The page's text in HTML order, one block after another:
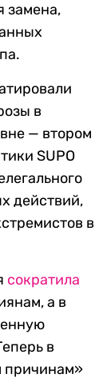
замена,
в
— втором
SUPO
действий,
в
сократила
а в
в
причинам»